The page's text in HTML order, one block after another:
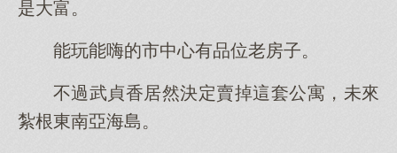
是大富。
能玩能嗨的市中心有品位老房子。
不過武貞香居然決定賣掉這套公寓，未來
紮根東南亞海島。